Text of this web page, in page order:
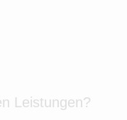
Leistungen?